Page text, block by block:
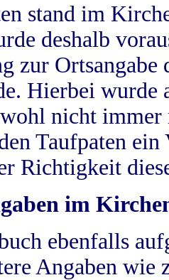
stand im
deshalb
zur
Hierbei wurde
nicht
Taufpaten
Richtigkeit
im
ebenfalls
Angaben wie